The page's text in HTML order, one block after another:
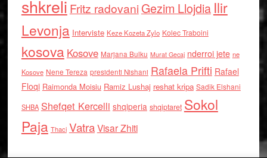
shkreli Fritz radovaniGezim Llojdia Ilir
Levonja Interviste Keze Kozeta Zylo Kolec Traboini
kosova Kosove Marjana Bulku Murat Gecaj nderroi jete ne
Kosove Nene Tereza presidenti Nishani Rafaela Prifti Rafael
Floqi Raimonda Moisiu Ramiz Lushaj reshat kripa Sadik Elshani
SHBA Shefqet Kercelli shqiperia shqiptaret Sokol
Paja Thaci VatraVisar Zhiti